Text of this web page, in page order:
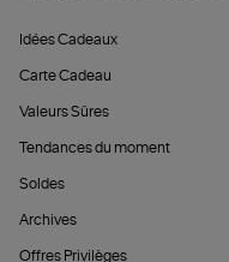
Idées Cadeaux
Carte Cadeau
Valeurs Sûres
Tendances du moment
Soldes
Archives
Offres Privilèges